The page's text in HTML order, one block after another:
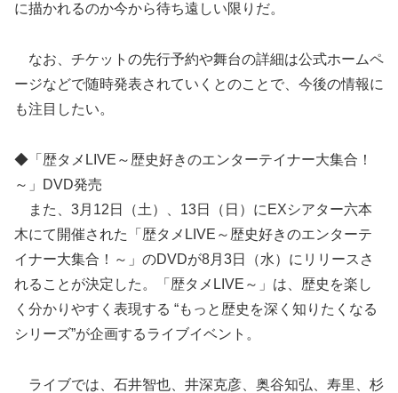
に描かれるのか今から待ち遠しい限りだ。
なお、チケットの先行予約や舞台の詳細は公式ホームペ
ージなどで随時発表されていくとのことで、今後の情報に
も注目したい。
◆「歴タメLIVE～歴史好きのエンターテイナー大集合！
～」DVD発売
また、3月12日（土）、13日（日）にEXシアター六本
木にて開催された「歴タメLIVE～歴史好きのエンターテ
イナー大集合！～」のDVDが8月3日（水）にリリースさ
れることが決定した。「歴タメLIVE～」は、歴史を楽し
く分かりやすく表現する “もっと歴史を深く知りたくなる
シリーズ”が企画するライブイベント。
ライブでは、石井智也、井深克彦、奥谷知弘、寿里、杉